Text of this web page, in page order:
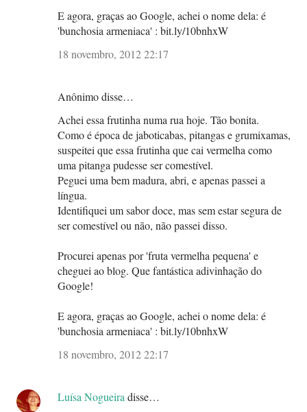
E agora, graças ao Google, achei o nome dela: é
'bunchosia armeniaca' : bit.ly/10bnhxW
18 novembro, 2012 22:17
Anônimo disse…
Achei essa frutinha numa rua hoje. Tão bonita.
Como é época de jaboticabas, pitangas e grumixamas,
suspeitei que essa frutinha que cai vermelha como
uma pitanga pudesse ser comestível.
Peguei uma bem madura, abri, e apenas passei a
língua.
Identifiquei um sabor doce, mas sem estar segura de
ser comestível ou não, não passei disso.
Procurei apenas por 'fruta vermelha pequena' e
cheguei ao blog. Que fantástica adivinhação do
Google!
E agora, graças ao Google, achei o nome dela: é
'bunchosia armeniaca' : bit.ly/10bnhxW
18 novembro, 2012 22:17
Luísa Nogueiradisse…